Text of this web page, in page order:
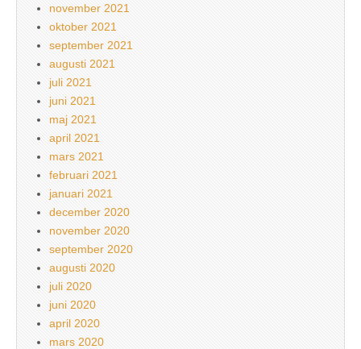
november 2021
oktober 2021
september 2021
augusti 2021
juli 2021
juni 2021
maj 2021
april 2021
mars 2021
februari 2021
januari 2021
december 2020
november 2020
september 2020
augusti 2020
juli 2020
juni 2020
april 2020
mars 2020